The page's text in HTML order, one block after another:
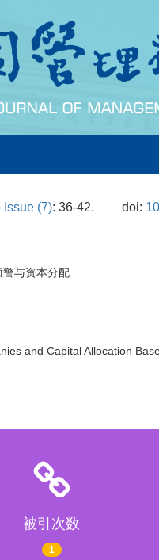
Issue (7): 36-42. doi:
与资本分配
and Capital Allocation
被引次数
1